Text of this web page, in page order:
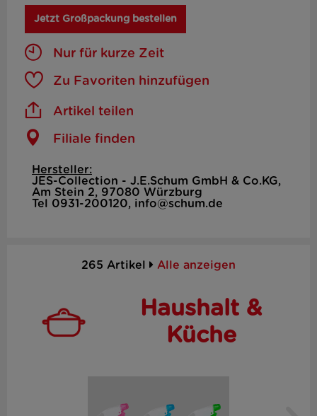
Jetzt Großpackung bestellen
Nur für kurze Zeit
Zu Favoriten hinzufügen
Artikel teilen
Filiale finden
Hersteller:
JES-Collection - J.E.Schum GmbH & Co.KG,
Am Stein 2, 97080 Würzburg
Tel 0931-200120, info@schum.de
265 Artikel Alle anzeigen
Haushalt &
Küche